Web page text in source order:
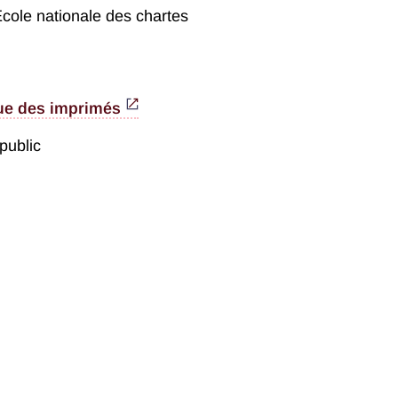
nationale des chartes
des imprimés